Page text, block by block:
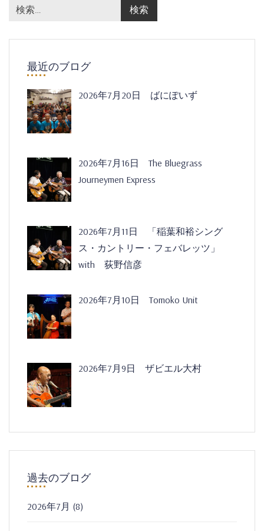
最近のブログ
2026年7月20日 ばにぽいず
2026年7月16日 The Bluegrass
Journeymen Express
2026年7月11日 「稲葉和裕シング
ス・カントリー・フェバレッツ」
with 荻野信彦
2026年7月10日 Tomoko Unit
2026年7月9日 ザビエル大村
過去のブログ
2026年7月 (8)